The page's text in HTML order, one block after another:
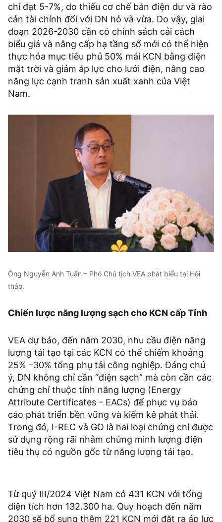
chỉ đạt 5-7%, do thiếu cơ chế bán điện dư và rào
cản tài chính đối với DN hỏ và vừa. Do vậy, giai
đoạn 2026-2030 cần có chính sách cải cách
biểu giá và nâng cấp hạ tầng số mới có thể hiện
thực hóa mục tiêu phủ 50% mái KCN bằng điện
mặt trời và giảm áp lực cho lưới điện, nâng cao
năng lực cạnh tranh sản xuất xanh của Việt
Nam.
Ông Nguyễn Anh Tuấn – Phó Chủ tịch VEA phát biểu tại Hội
thảo.
Chiến lược năng lượng sạch cho KCN cấp Tỉnh
VEA dự báo, đến năm 2030, nhu cầu điện năng
lượng tái tạo tại các KCN có thể chiếm khoảng
25% –30% tổng phụ tải công nghiệp. Đáng chú
ý, DN không chỉ cần “điện sạch” mà còn cần các
chứng chỉ thuộc tính năng lượng (Energy
Attribute Certificates – EACs) để phục vụ báo
cáo phát triển bền vững và kiểm kê phát thải.
Trong đó, I-REC và GO là hai loại chứng chỉ được
sử dụng rộng rãi nhằm chứng minh lượng điện
tiêu thụ có nguồn gốc từ năng lượng tái tạo.
Từ quý III/2024 Việt Nam có 431 KCN với tổng
diện tích hơn 132.300 ha. Quy hoạch đến năm
2030 sẽ bổ sung thêm 221 KCN mới đặt ra áp lực